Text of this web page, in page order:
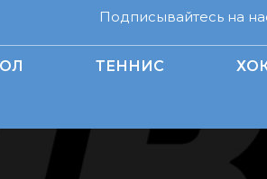
Подписывайтесь на
ТЕННИС